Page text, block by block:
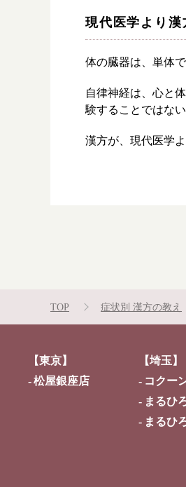
現代医学より漢
体の臓器は、単体
自律神経は、心と
験することではな
漢方が、現代医学
TOP 症状別 漢方の教え
【東京】
松屋銀座店
【埼玉】
コクー
まるひ
まるひ